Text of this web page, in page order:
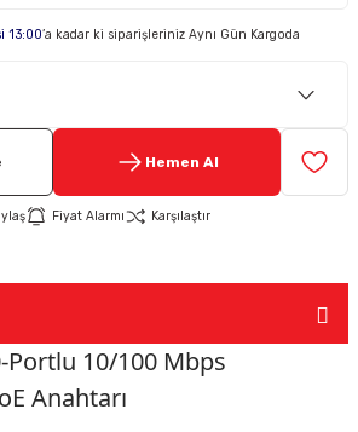
13:00’a kadar ki siparişleriniz Aynı Gün Kargoda
Hemen Al
Fiyat Alarmı
Karşılaştır
Portlu 10/100 Mbps
Anahtarı